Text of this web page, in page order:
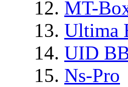
MT-
Ultima
UID
Ns-Pro